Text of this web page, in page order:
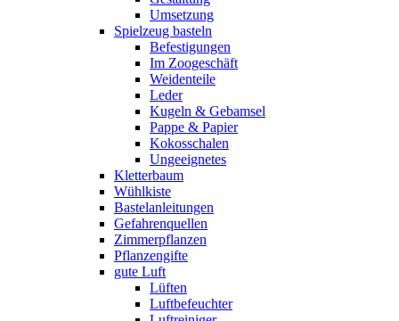
Umsetzung
Spielzeug basteln
Befestigungen
Im Zoogeschäft
Weidenteile
Leder
Kugeln & Gebamsel
Pappe & Papier
Kokosschalen
Ungeeignetes
Kletterbaum
Wühlkiste
Bastelanleitungen
Gefahrenquellen
Zimmerpflanzen
Pflanzengifte
gute Luft
Lüften
Luftbefeuchter